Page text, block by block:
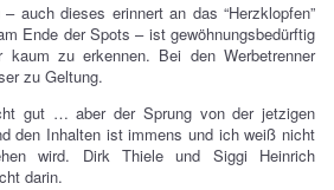
auch dieses erinnert an das “Herzklopfen”
Ende der Spots – ist gewöhnungsbedürftig
zu erkennen. Bei den Werbetrenner
zu Geltung.
gut … aber der Sprung von der jetzigen
den Inhalten ist immens und ich weiß nicht
wird. Dirk Thiele und Siggi Heinrich
darin.